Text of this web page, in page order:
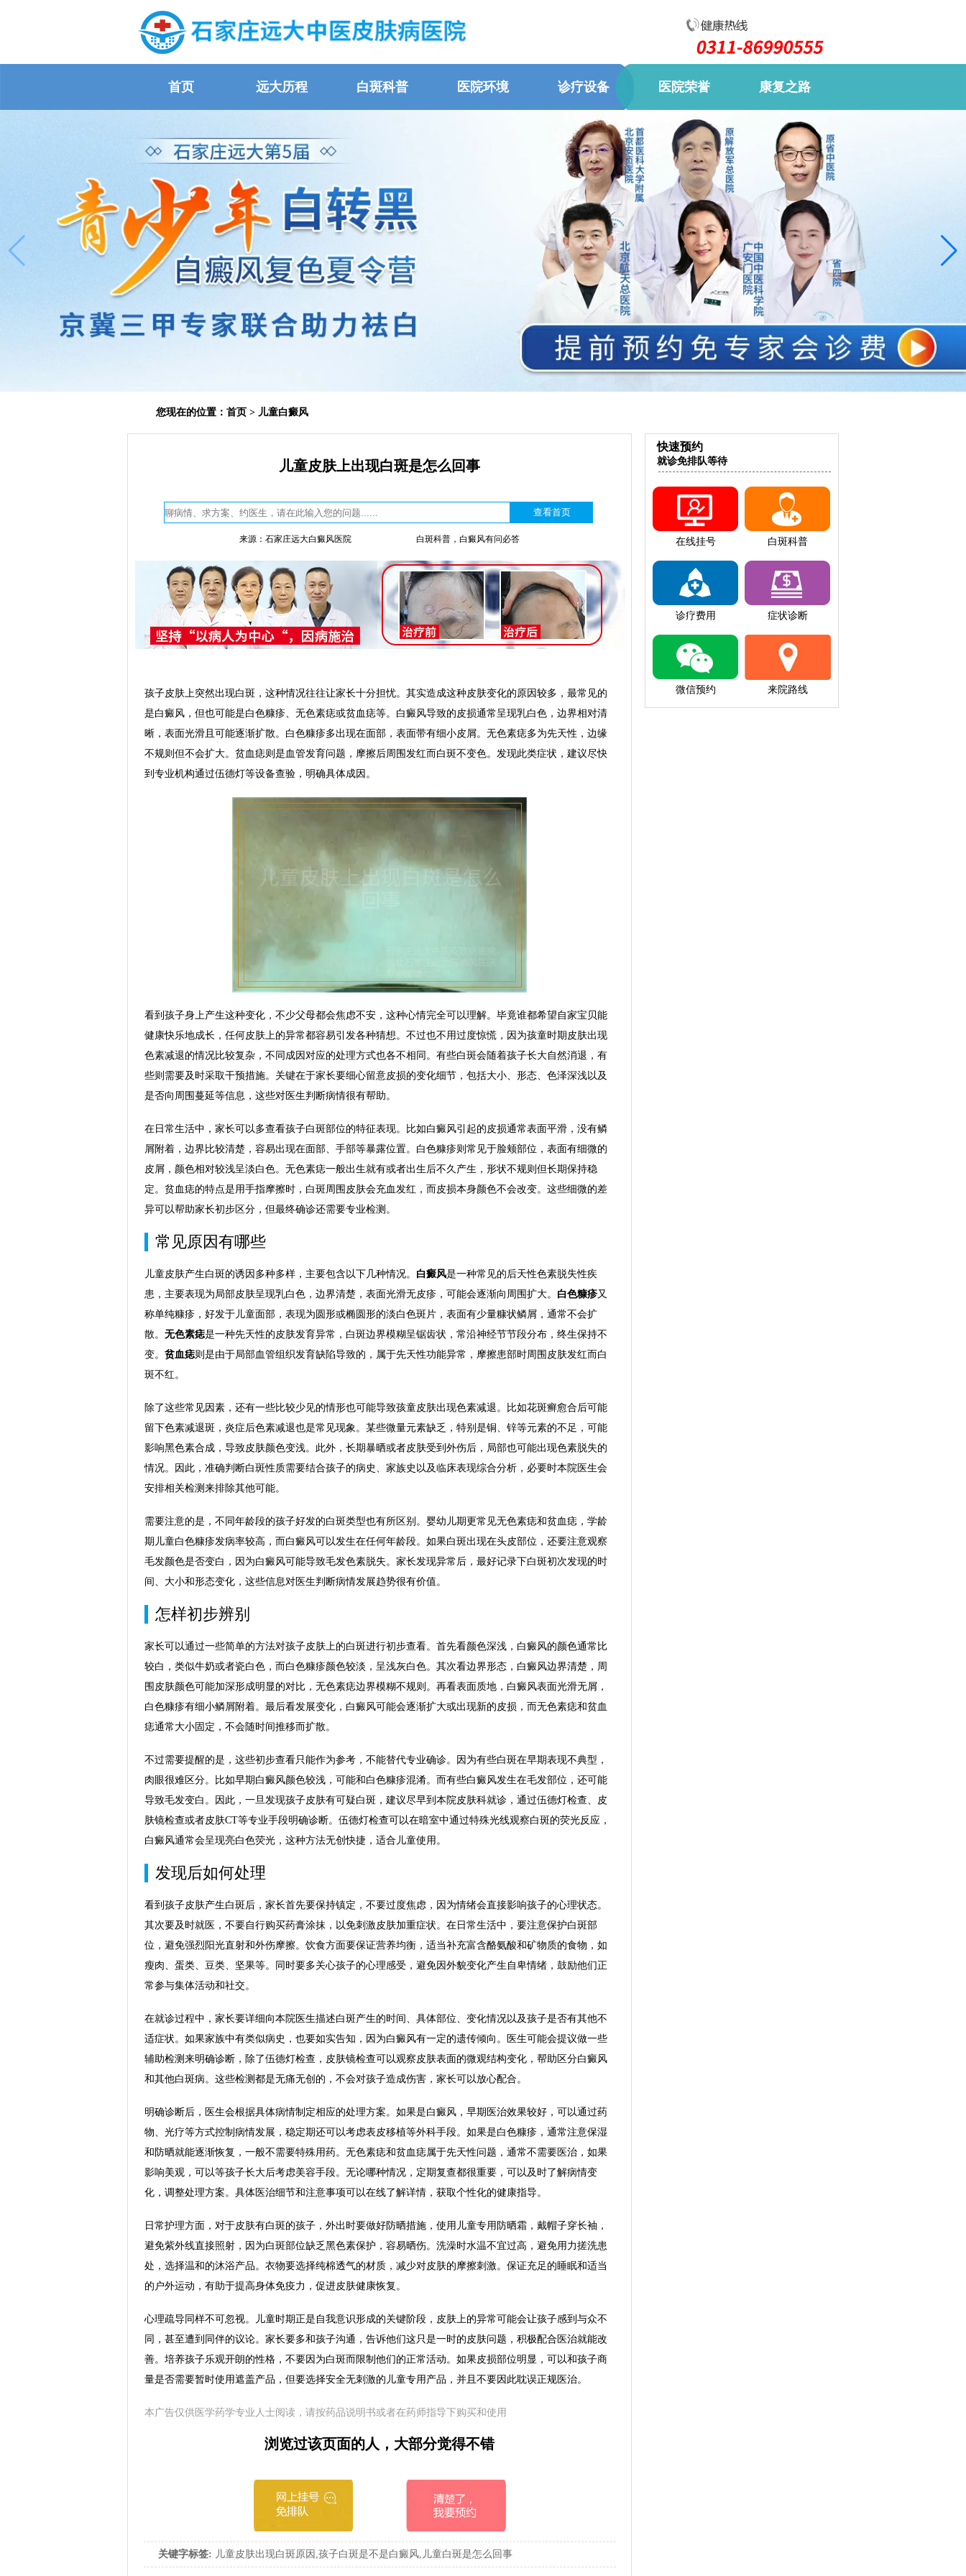
首页 远大历程 白斑科普 医院环境 诊疗设备 医院荣誉 康复之路
您现在的位置： 首页 > 儿童白癜风
儿童皮肤上出现白斑是怎么回事
来源：石家庄远大白癜风医院 白斑科普，白癜风有问必答
孩子皮肤上突然出现白斑，这种情况往往让家长十分担忧。其实造成这种皮肤变化的原因较多，最常见的
是白癜风，但也可能是白色糠疹、无色素痣或贫血痣等。白癜风导致的皮损通常呈现乳白色，边界相对清
晰，表面光滑且可能逐渐扩散。白色糠疹多出现在面部，表面带有细小皮屑。无色素痣多为先天性，边缘
不规则但不会扩大。贫血痣则是血管发育问题，摩擦后周围发红而白斑不变色。发现此类症状，建议尽快
到专业机构通过伍德灯等设备查验，明确具体成因。
看到孩子身上产生这种变化，不少父母都会焦虑不安，这种心情完全可以理解。毕竟谁都希望自家宝贝能
健康快乐地成长，任何皮肤上的异常都容易引发各种猜想。不过也不用过度惊慌，因为孩童时期皮肤出现
色素减退的情况比较复杂，不同成因对应的处理方式也各不相同。有些白斑会随着孩子长大自然消退，有
些则需要及时采取干预措施。关键在于家长要细心留意皮损的变化细节，包括大小、形态、色泽深浅以及
是否向周围蔓延等信息，这些对医生判断病情很有帮助。
在日常生活中，家长可以多查看孩子白斑部位的特征表现。比如白癜风引起的皮损通常表面平滑，没有鳞
屑附着，边界比较清楚，容易出现在面部、手部等暴露位置。白色糠疹则常见于脸颊部位，表面有细微的
皮屑，颜色相对较浅呈淡白色。无色素痣一般出生就有或者出生后不久产生，形状不规则但长期保持稳
定。贫血痣的特点是用手指摩擦时，白斑周围皮肤会充血发红，而皮损本身颜色不会改变。这些细微的差
异可以帮助家长初步区分，但最终确诊还需要专业检测。
常见原因有哪些
儿童皮肤产生白斑的诱因多种多样，主要包含以下几种情况。 白癜风是一种常见的后天性色素脱失性疾
患，主要表现为局部皮肤呈现乳白色，边界清楚，表面光滑无皮疹，可能会逐渐向周围扩大。 白色糠疹又
称单纯糠疹，好发于儿童面部，表现为圆形或椭圆形的淡白色斑片，表面有少量糠状鳞屑，通常不会扩
散。 无色素痣是一种先天性的皮肤发育异常，白斑边界模糊呈锯齿状，常沿神经节节段分布，终生保持不
变。 贫血痣则是由于局部血管组织发育缺陷导致的，属于先天性功能异常，摩擦患部时周围皮肤发红而白
斑不红。
除了这些常见因素，还有一些比较少见的情形也可能导致孩童皮肤出现色素减退。比如花斑癣愈合后可能
留下色素减退斑，炎症后色素减退也是常见现象。某些微量元素缺乏，特别是铜、锌等元素的不足，可能
影响黑色素合成，导致皮肤颜色变浅。此外，长期暴晒或者皮肤受到外伤后，局部也可能出现色素脱失的
情况。因此，准确判断白斑性质需要结合孩子的病史、家族史以及临床表现综合分析，必要时本院医生会
安排相关检测来排除其他可能。
需要注意的是，不同年龄段的孩子好发的白斑类型也有所区别。婴幼儿期更常见无色素痣和贫血痣，学龄
期儿童白色糠疹发病率较高，而白癜风可以发生在任何年龄段。如果白斑出现在头皮部位，还要注意观察
毛发颜色是否变白，因为白癜风可能导致毛发色素脱失。家长发现异常后，最好记录下白斑初次发现的时
间、大小和形态变化，这些信息对医生判断病情发展趋势很有价值。
怎样初步辨别
家长可以通过一些简单的方法对孩子皮肤上的白斑进行初步查看。首先看颜色深浅，白癜风的颜色通常比
较白，类似牛奶或者瓷白色，而白色糠疹颜色较淡，呈浅灰白色。其次看边界形态，白癜风边界清楚，周
围皮肤颜色可能加深形成明显的对比，无色素痣边界模糊不规则。再看表面质地，白癜风表面光滑无屑，
白色糠疹有细小鳞屑附着。最后看发展变化，白癜风可能会逐渐扩大或出现新的皮损，而无色素痣和贫血
痣通常大小固定，不会随时间推移而扩散。
不过需要提醒的是，这些初步查看只能作为参考，不能替代专业确诊。因为有些白斑在早期表现不典型，
肉眼很难区分。比如早期白癜风颜色较浅，可能和白色糠疹混淆。而有些白癜风发生在毛发部位，还可能
导致毛发变白。因此，一旦发现孩子皮肤有可疑白斑，建议尽早到本院皮肤科就诊，通过伍德灯检查、皮
肤镜检查或者皮肤CT等专业手段明确诊断。伍德灯检查可以在暗室中通过特殊光线观察白斑的荧光反应，
白癜风通常会呈现亮白色荧光，这种方法无创快捷，适合儿童使用。
发现后如何处理
看到孩子皮肤产生白斑后，家长首先要保持镇定，不要过度焦虑，因为情绪会直接影响孩子的心理状态。
其次要及时就医，不要自行购买药膏涂抹，以免刺激皮肤加重症状。在日常生活中，要注意保护白斑部
位，避免强烈阳光直射和外伤摩擦。饮食方面要保证营养均衡，适当补充富含酪氨酸和矿物质的食物，如
瘦肉、蛋类、豆类、坚果等。同时要多关心孩子的心理感受，避免因外貌变化产生自卑情绪，鼓励他们正
常参与集体活动和社交。
在就诊过程中，家长要详细向本院医生描述白斑产生的时间、具体部位、变化情况以及孩子是否有其他不
适症状。如果家族中有类似病史，也要如实告知，因为白癜风有一定的遗传倾向。医生可能会提议做一些
辅助检测来明确诊断，除了伍德灯检查，皮肤镜检查可以观察皮肤表面的微观结构变化，帮助区分白癜风
和其他白斑病。这些检测都是无痛无创的，不会对孩子造成伤害，家长可以放心配合。
明确诊断后，医生会根据具体病情制定相应的处理方案。如果是白癜风，早期医治效果较好，可以通过药
物、光疗等方式控制病情发展，稳定期还可以考虑表皮移植等外科手段。如果是白色糠疹，通常注意保湿
和防晒就能逐渐恢复，一般不需要特殊用药。无色素痣和贫血痣属于先天性问题，通常不需要医治，如果
影响美观，可以等孩子长大后考虑美容手段。无论哪种情况，定期复查都很重要，可以及时了解病情变
化，调整处理方案。具体医治细节和注意事项可以在线了解详情，获取个性化的健康指导。
日常护理方面，对于皮肤有白斑的孩子，外出时要做好防晒措施，使用儿童专用防晒霜，戴帽子穿长袖，
避免紫外线直接照射，因为白斑部位缺乏黑色素保护，容易晒伤。洗澡时水温不宜过高，避免用力搓洗患
处，选择温和的沐浴产品。衣物要选择纯棉透气的材质，减少对皮肤的摩擦刺激。保证充足的睡眠和适当
的户外运动，有助于提高身体免疫力，促进皮肤健康恢复。
心理疏导同样不可忽视。儿童时期正是自我意识形成的关键阶段，皮肤上的异常可能会让孩子感到与众不
同，甚至遭到同伴的议论。家长要多和孩子沟通，告诉他们这只是一时的皮肤问题，积极配合医治就能改
善。培养孩子乐观开朗的性格，不要因为白斑而限制他们的正常活动。如果皮损部位明显，可以和孩子商
量是否需要暂时使用遮盖产品，但要选择安全无刺激的儿童专用产品，并且不要因此耽误正规医治。
本广告仅供医学药学专业人士阅读，请按药品说明书或者在药师指导下购买和使用
浏览过该页面的人，大部分觉得不错
关键字标签: 儿童皮肤出现白斑原因,孩子白斑是不是白癜风,儿童白斑是怎么回事
快速预约
就诊免排队等待
在线挂号 白斑科普
诊疗费用 症状诊断
微信预约 来院路线